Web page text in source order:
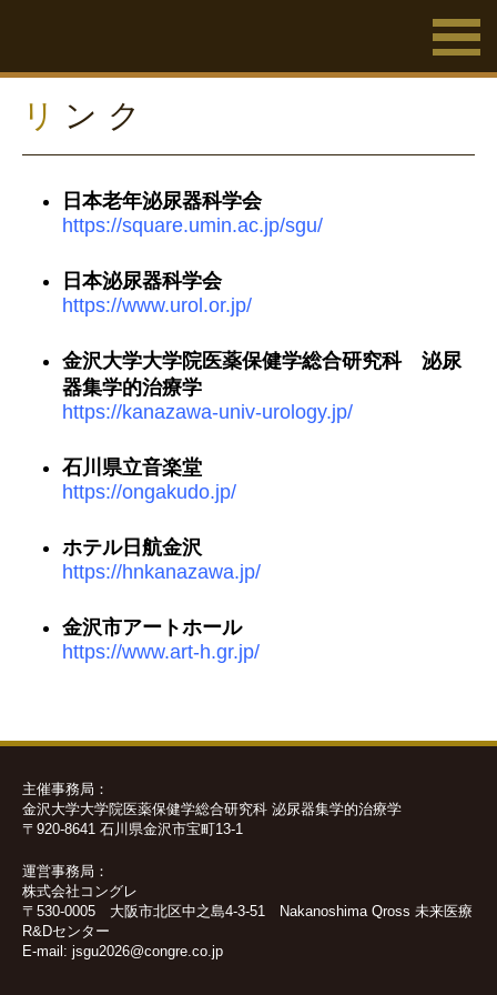
リ ンク
日本老年泌尿器科学会
https://square.umin.ac.jp/sgu/
日本泌尿器科学会
https://www.urol.or.jp/
金沢大学大学院医薬保健学総合研究科 泌尿
器集学的治療学
https://kanazawa-univ-urology.jp/
石川県立音楽堂
https://ongakudo.jp/
ホテル日航金沢
https://hnkanazawa.jp/
金沢市アートホール
https://www.art-h.gr.jp/
主催事務局：
金沢大学大学院医薬保健学総合研究科 泌尿器集学的治療学
〒920-8641 石川県金沢市宝町13-1
運営事務局：
株式会社コングレ
〒530-0005 大阪市北区中之島4-3-51 Nakanoshima Qross 未来医療
R&Dセンター
E-mail: jsgu2026@congre.co.jp